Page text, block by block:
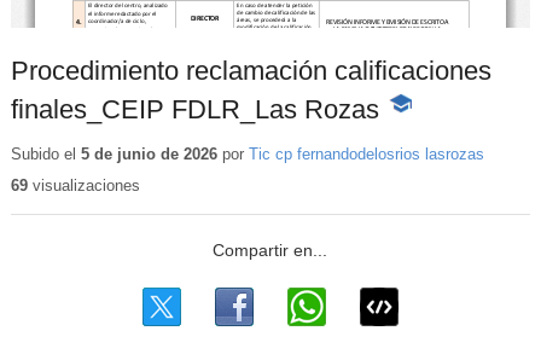
Procedimiento reclamación calificaciones
finales_CEIP FDLR_Las Rozas -
educativo
Subido el 5 de junio de 2026por Tic cp fernandodelosrios lasrozas
69visualizaciones